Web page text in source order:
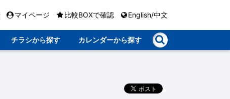
マイページ 比較BOXで確認 English/中文
チラシから探す カレンダーから探す